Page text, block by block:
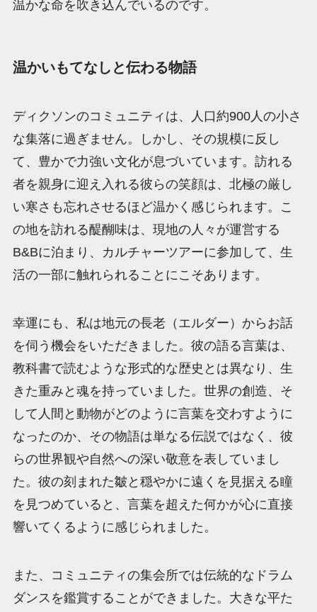
温かな命を吹き込んでいるのです。
温かいもてなしと伝わる物語
ディクソンのコミュニティは、人口約900人の小さ
な集落に過ぎません。しかし、その規模に反し
て、豊かで力強い文化が息づいています。訪れる
者を親身に迎え入れる彼らの笑顔は、北極の厳し
い寒さも忘れさせるほど温かく感じられます。こ
の地を訪れる醍醐味は、現地の人々が運営する
B&Bに泊まり、カルチャーツアーに参加して、生
活の一部に触れられることにこそあります。
幸運にも、私は地元の長老（エルダー）からお話
を伺う機会をいただきました。彼の語る言葉は、
教科書で読むような形式的な歴史とは異なり、生
きた重みと魂を持っていました。世界の創造、そ
して人間と動物がどのように言葉を交わすように
なったのか、その物語は単なる伝説ではなく、彼
らの世界観や自然への深い敬意を表していまし
た。彼の刻まれた皺と穏やかに遠くを見据える瞳
を見つめていると、言葉を超えた何かが心に直接
響いてくるように感じられました。
また、コミュニティの集会所では伝統的なドラム
ダンスを鑑賞することができました。大きな平た